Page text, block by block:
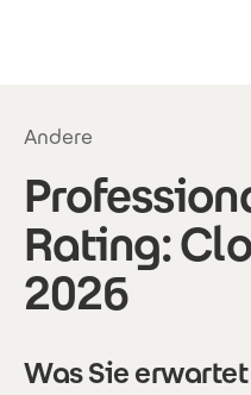
Andere
Rating:
2026
Was Sie erwartet